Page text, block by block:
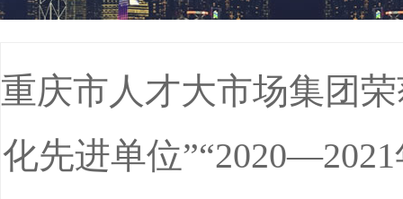
重庆市人才大市场集团
化先进单位